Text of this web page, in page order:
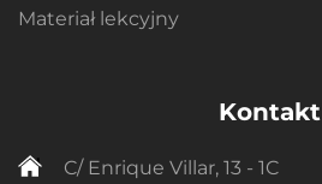
Materiał lekcyjny
Kontakt
C/ Enrique Villar, 13 - 1C